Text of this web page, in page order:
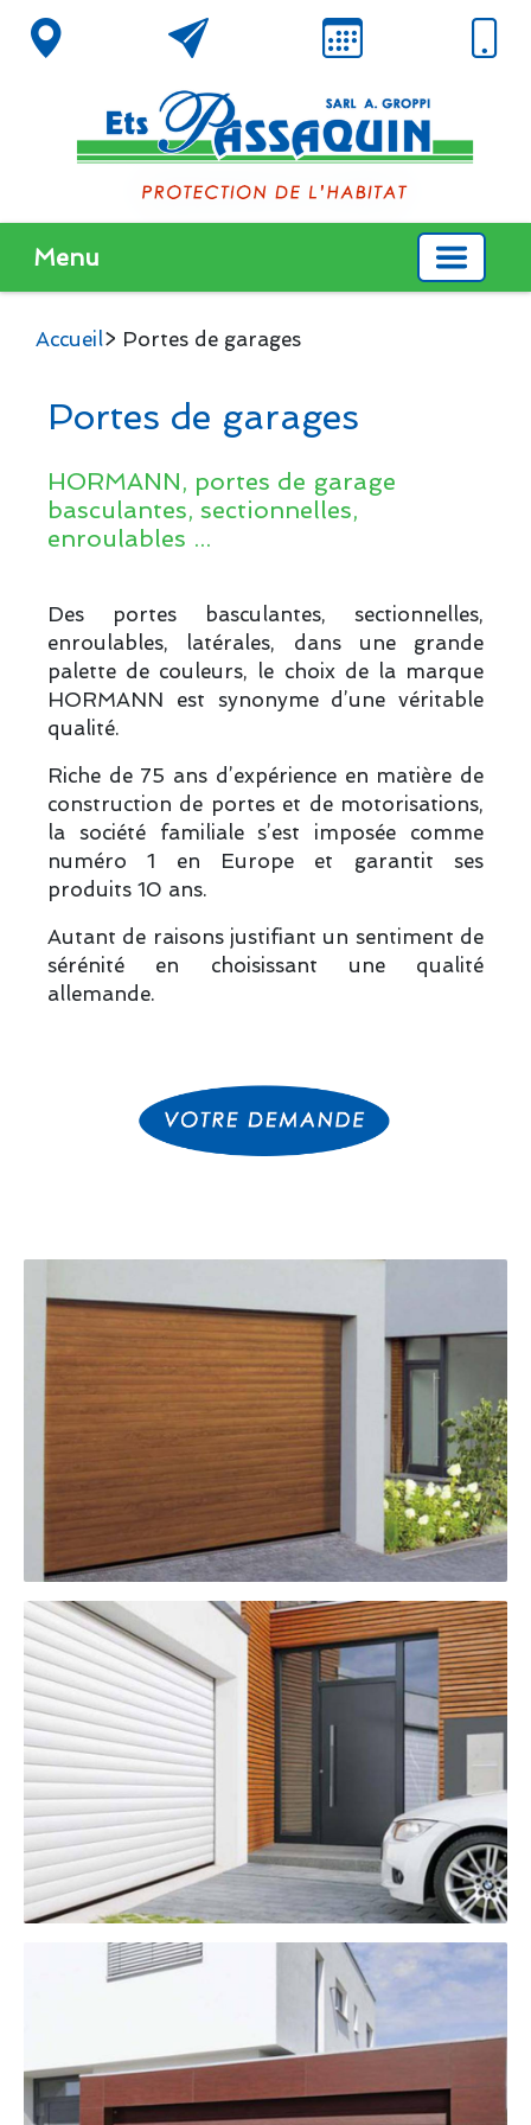
Menu
Accueil> Portes de garages
Portes de garages
HORMANN, portes de garage
basculantes, sectionnelles,
enroulables ...
Des portes basculantes, sectionnelles,
enroulables, latérales, dans une grande
palette de couleurs, le choix de la marque
HORMANN est synonyme d’une véritable
qualité.
Riche de 75 ans d’expérience en matière de
construction de portes et de motorisations,
la société familiale s’est imposée comme
numéro 1 en Europe et garantit ses
produits 10 ans.
Autant de raisons justifiant un sentiment de
sérénité en choisissant une qualité
allemande.